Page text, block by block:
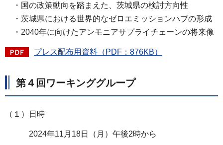
・国の政策動向を踏まえた、茨城県の検討方向性
・茨城県における世界的なゼロエミッションハブの形成
・2040年に向けたアンモニアサプライチェーンの将来像
プレス配布用資料（PDF：876KB）
第４回ワーキンググループ
（１）日時
2024年11月18日（月）午後2時から